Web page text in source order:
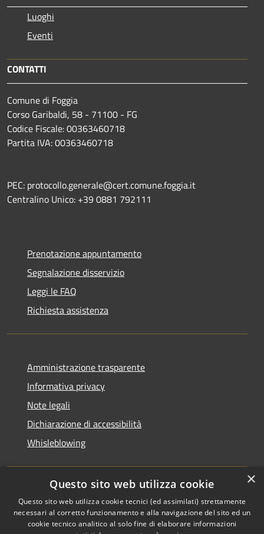
Luoghi
Eventi
CONTATTI
Comune di Foggia
Corso Garibaldi, 58 - 71100 - FG
Codice Fiscale: 00363460718
Partita IVA: 00363460718
PEC: protocollo.generale@cert.comune.foggia.it
Centralino Unico: +39 0881 792111
Prenotazione appuntamento
Segnalazione disservizio
Leggi le FAQ
Richiesta assistenza
Amministrazione trasparente
Informativa privacy
Note legali
Dichiarazione di accessibilità
Whisleblowing
RSS
Accessibilità
Privacy
Copyright © 2026 • Comune di
Foggia • Powered by
Municipium Accesso
×
Questo sito web utilizza cookie
Questo sito web utilizza cookie tecnici (ed assimilati) strettamente
necessari al corretto funzionamento e alla navigazione del sito ed un
cookie tecnico analitico al solo fine di elaborare informazioni